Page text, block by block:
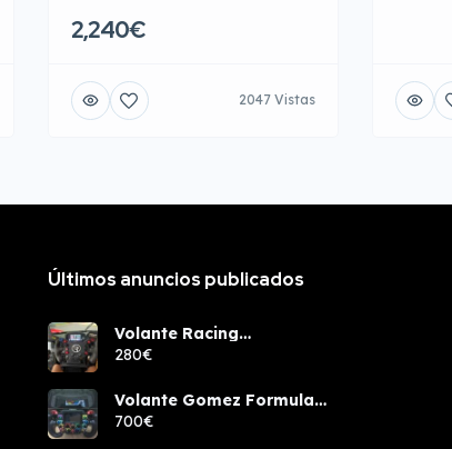
2,240€
2047 Vistas
Últimos anuncios publicados
Volante Racing
components rcw sport
280€
Volante Gomez Formula
Pro Elite
700€